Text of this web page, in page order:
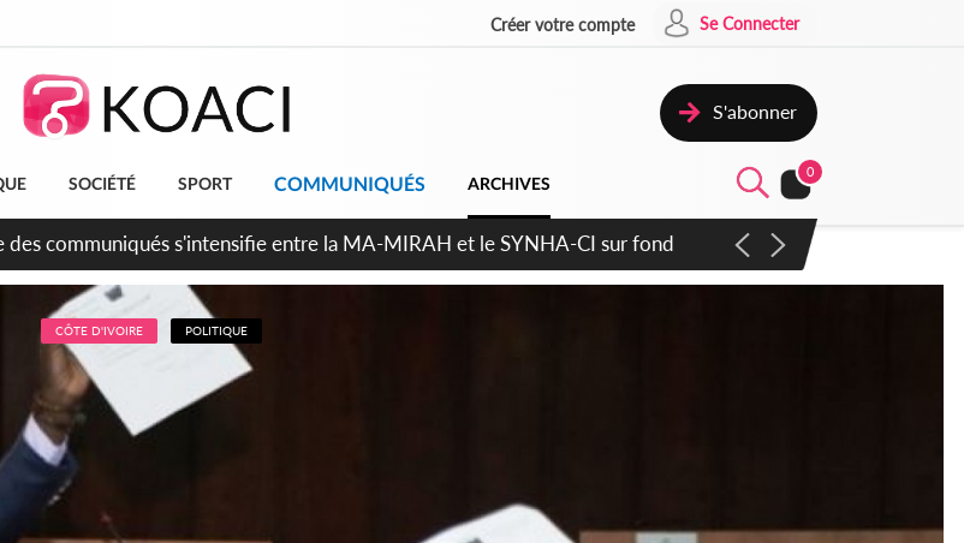
Créer votre compte Se Connecter
S'abonner
SOCIÉTÉ SPORT COMMUNIQUÉS ARCHIVES
0
Thiam plaide pour un environnement démocratique plus apaisé
CÔTE D'IVOIRE POLITIQUE